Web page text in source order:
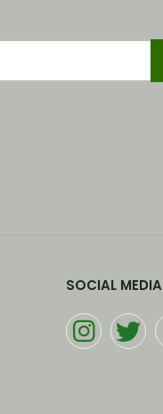
SOCIAL MEDIA